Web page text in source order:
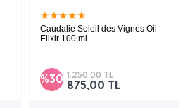
★★★★★
Caudalie Soleil des Vignes Oil
Elixir 100 ml
%30
875,00 TL
1.250,00 TL